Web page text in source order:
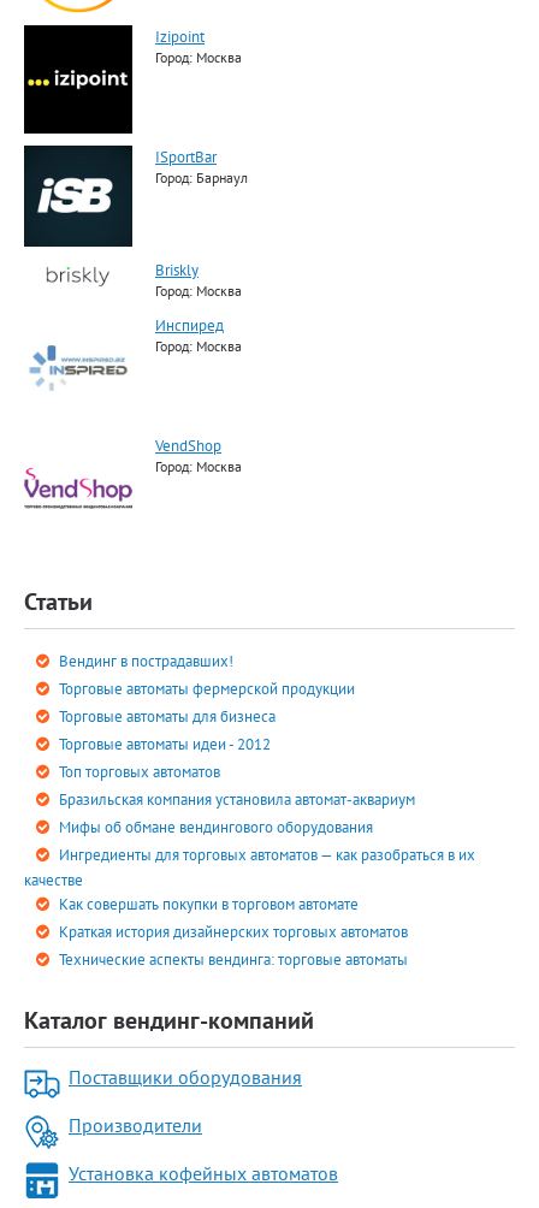
Izipoint
Город: Москва
ISportBar
Город: Барнаул
Briskly
Город: Москва
Инспиред
Город: Москва
VendShop
Город: Москва
Статьи
Вендинг в пострадавших!
Торговые автоматы фермерской продукции
Торговые автоматы для бизнеса
Торговые автоматы идеи - 2012
Топ торговых автоматов
Бразильская компания установила автомат-аквариум
Мифы об обмане вендингового оборудования
Ингредиенты для торговых автоматов — как разобраться в их
качестве
Как совершать покупки в торговом автомате
Краткая история дизайнерских торговых автоматов
Технические аспекты вендинга: торговые автоматы
Каталог вендинг-компаний
Поставщики оборудования
Производители
Установка кофейных автоматов